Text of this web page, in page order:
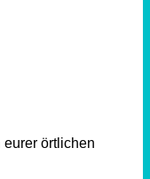
eurer örtlichen